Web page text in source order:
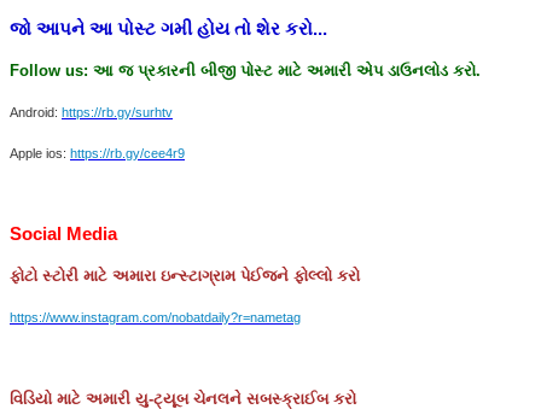
જો આપને આ પોસ્ટ ગમી હોય તો શેર કરો...
Follow us: આ જ પ્રકારની બીજી પોસ્ટ માટે અમારી એપ ડાઉનલોડ કરો.
Android: https://rb.gy/surhtv
Apple ios: https://rb.gy/cee4r9
Social Media
ફોટો સ્ટોરી માટે અમારા ઇન્સ્ટાગ્રામ પેઈજને ફોલ્લો કરો
https://www.instagram.com/nobatdaily?r=nametag
વિડિયો માટે અમારી યુ-ટ્યૂબ ચેનલને સબસ્ક્રાઈબ કરો